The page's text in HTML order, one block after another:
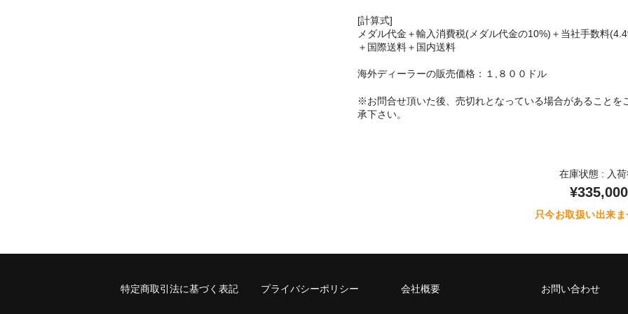
[計算式]
メダル代金＋輸入消費税(メダル代金の10%)＋当社手数料
＋国際送料＋国内送料
海外ディーラーの販売価格：１,８００ドル
※お問合せ頂いた後、売切れとなっている場合があることを
承下さい。
在庫状態 : 入
¥335,000
只今お取扱い出来
特定商取引法に基づく表記 プライバシーポリシー 会社概要 お問い合わせ